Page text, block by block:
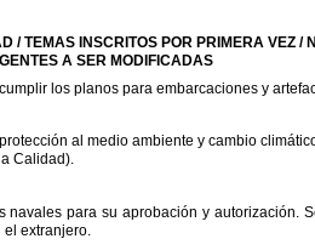
/ TEMAS INSCRITOS POR PRIMERA VEZ /
A SER MODIFICADAS
cumplir los planos para embarcaciones y
protección al medio ambiente y cambio
la Calidad).
navales para su aprobación y autorización.
el extranjero.